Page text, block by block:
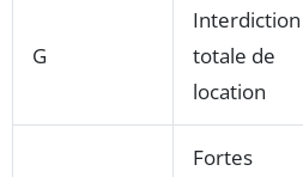
G
Interdiction
totale de
location
Fortes